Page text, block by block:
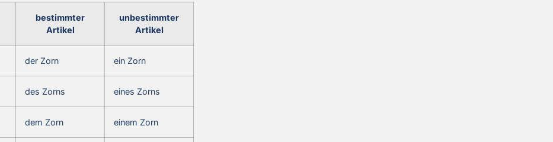
bestimmter
Artikel
unbestimmter
Artikel
der Zorn ein Zorn
des Zorns eines Zorns
dem Zorn einem Zorn